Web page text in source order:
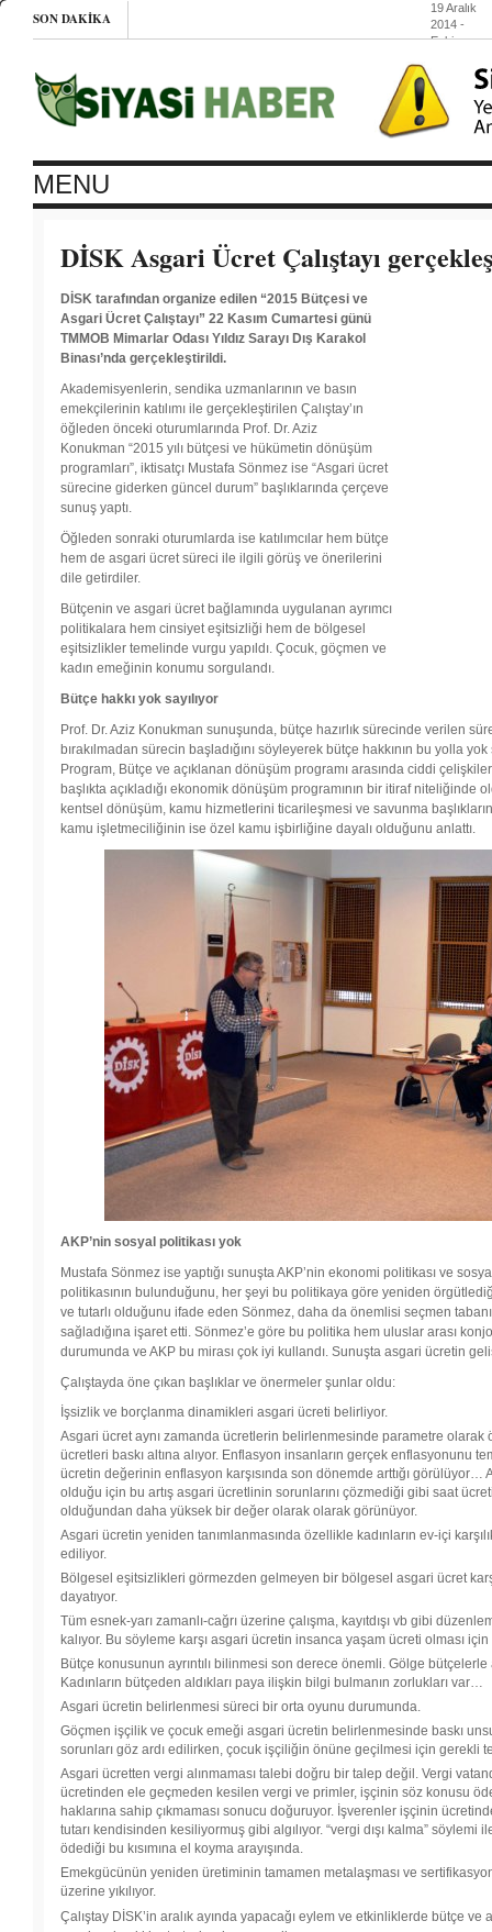
SON DAKIKA
19 Aralık
2014 -
Eski
Divan
oylaması
pazartesi
neo
2014 -
Maraş’ta
MENU
DİSK Asgari Ücret Çalıştayı
DİSK tarafından organize edilen “2015 Bütçesi ve
Asgari Ücret Çalıştayı” 22 Kasım Cumartesi günü
TMMOB Mimarlar Odası Yıldız Sarayı Dış Karakol
Binası’nda gerçekleştirildi.
Akademisyenlerin, sendika uzmanlarının ve basın
emekçilerinin katılımı ile gerçekleştirilen Çalıştay’ın
öğleden önceki oturumlarında Prof. Dr. Aziz
Konukman “2015 yılı bütçesi ve hükümetin dönüşüm
programları”, iktisatçı Mustafa Sönmez ise “Asgari ücret
sürecine giderken güncel durum” başlıklarında çerçeve
sunuş yaptı.
Öğleden sonraki oturumlarda ise katılımcılar hem bütçe
hem de asgari ücret süreci ile ilgili görüş ve önerilerini
dile getirdiler.
Bütçenin ve asgari ücret bağlamında uygulanan ayrımcı
politikalara hem cinsiyet eşitsizliği hem de bölgesel
eşitsizlikler temelinde vurgu yapıldı. Çocuk, göçmen ve
kadın emeğinin konumu sorgulandı.
Bütçe hakkı yok sayılıyor
Prof. Dr. Aziz Konukman sunuşunda, bütçe hazırlık sürecinde verilen
bırakılmadan sürecin başladığını söyleyerek bütçe hakkının bu yolla
Program, Bütçe ve açıklanan dönüşüm programı arasında ciddi
başlıkta açıkladığı ekonomik dönüşüm programının bir itiraf
kentsel dönüşüm, kamu hizmetlerini ticarileşmesi ve savunma
kamu işletmeciliğinin ise özel kamu işbirliğine dayalı olduğunu anlattı.
AKP’nin sosyal politikası yok
Mustafa Sönmez ise yaptığı sunuşta AKP’nin ekonomi politikası ve
politikasının bulunduğunu, her şeyi bu politikaya göre yeniden
ve tutarlı olduğunu ifade eden Sönmez, daha da önemlisi seçmen
sağladığına işaret etti. Sönmez’e göre bu politika hem uluslar arası
durumunda ve AKP bu mirası çok iyi kullandı. Sunuşta asgari ücretin
Çalıştayda öne çıkan başlıklar ve önermeler şunlar oldu:
İşsizlik ve borçlanma dinamikleri asgari ücreti belirliyor.
Asgari ücret aynı zamanda ücretlerin belirlenmesinde parametre olarak
ücretleri baskı altına alıyor. Enflasyon insanların gerçek enflasyonunu
ücretin değerinin enflasyon karşısında son dönemde arttığı
olduğu için bu artış asgari ücretlinin sorunlarını çözmediği gibi saat
olduğundan daha yüksek bir değer olarak olarak görünüyor.
Asgari ücretin yeniden tanımlanmasında özellikle kadınların ev-içi
ediliyor.
Bölgesel eşitsizlikleri görmezden gelmeyen bir bölgesel asgari ücret
dayatıyor.
Tüm esnek-yarı zamanlı-cağrı üzerine çalışma, kayıtdışı vb gibi
kalıyor. Bu söyleme karşı asgari ücretin insanca yaşam ücreti olması
Bütçe konusunun ayrıntılı bilinmesi son derece önemli. Gölge
Kadınların bütçeden aldıkları paya ilişkin bilgi bulmanın zorlukları var…
Asgari ücretin belirlenmesi süreci bir orta oyunu durumunda.
Göçmen işçilik ve çocuk emeği asgari ücretin belirlenmesinde baskı
sorunları göz ardı edilirken, çocuk işçiliğin önüne geçilmesi için gerekli
Asgari ücretten vergi alınmaması talebi doğru bir talep değil. Vergi
ücretinden ele geçmeden kesilen vergi ve primler, işçinin söz konusu
haklarına sahip çıkmaması sonucu doğuruyor. İşverenler işçinin
tutarı kendisinden kesiliyormuş gibi algılıyor. “vergi dışı kalma”
ödediği bu kısımına el koyma arayışında.
Emekgücünün yeniden üretiminin tamamen metalaşması ve
üzerine yıkılıyor.
Çalıştay DİSK’in aralık ayında yapacağı eylem ve etkinliklerde bütçe